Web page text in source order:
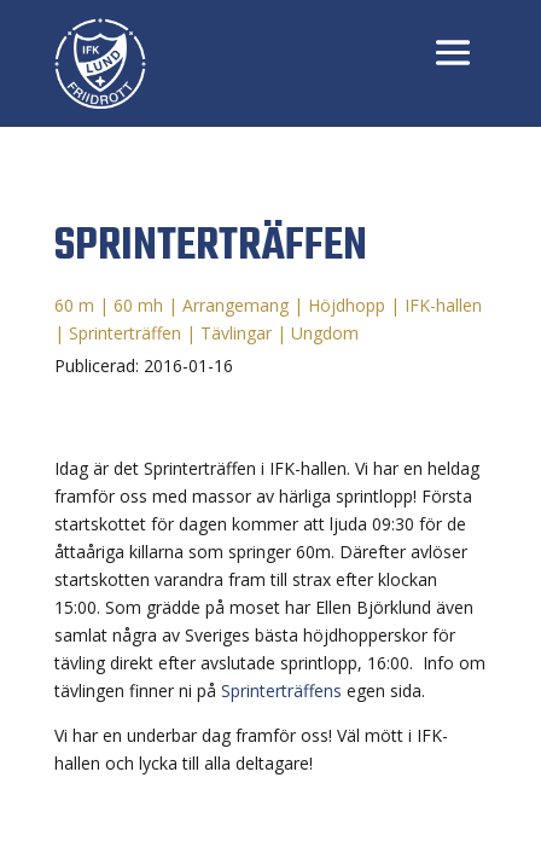
SPRINTERTRÄFFEN
60 m | 60 mh | Arrangemang| Höjdhopp | IFK-hallen
| Sprinterträffen | Tävlingar| Ungdom
Publicerad: 2016-01-16
Idag är det Sprinterträffen i IFK-hallen. Vi har en heldag
framför oss med massor av härliga sprintlopp! Första
startskottet för dagen kommer att ljuda 09:30 för de
åttaåriga killarna som springer 60m. Därefter avlöser
startskotten varandra fram till strax efter klockan
15:00. Som grädde på moset har Ellen Björklund även
samlat några av Sveriges bästa höjdhopperskor för
tävling direkt efter avslutade sprintlopp, 16:00. Info om
tävlingen finner ni på Sprinterträffens egen sida.
Vi har en underbar dag framför oss! Väl mött i IFK-
hallen och lycka till alla deltagare!